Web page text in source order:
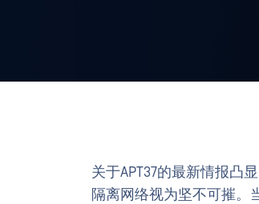
关于APT37的最新情报凸
隔离网络视为坚不可摧。